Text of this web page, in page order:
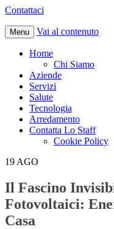
Contattaci
Menu Vai al contenuto
Home
Chi Siamo
Aziende
Servizi
Salute
Tecnologia
Arredamento
Contatta Lo Staff
Cookie Policy
19 AGO
Il Fascino
Fotovoltaici:
Casa